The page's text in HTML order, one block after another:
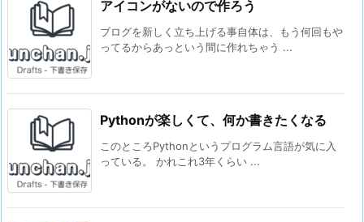
アイコンがないので作ろう
ブログを新しく立ち上げる事自体は、もう何回もや
ってるからあっという間に作れちゃう ...
Pythonが楽しくて、何か書きたくなる
このところPythonというプログラム言語が気に入
っている。 かれこれ3年くらい ...